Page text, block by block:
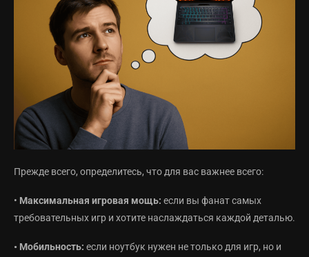
Прежде всего, определитесь, что для вас важнее всего:
• Максимальная игровая мощь: если вы фанат самых
требовательных игр и хотите наслаждаться каждой деталью.
• Мобильность: если ноутбук нужен не только для игр, но и